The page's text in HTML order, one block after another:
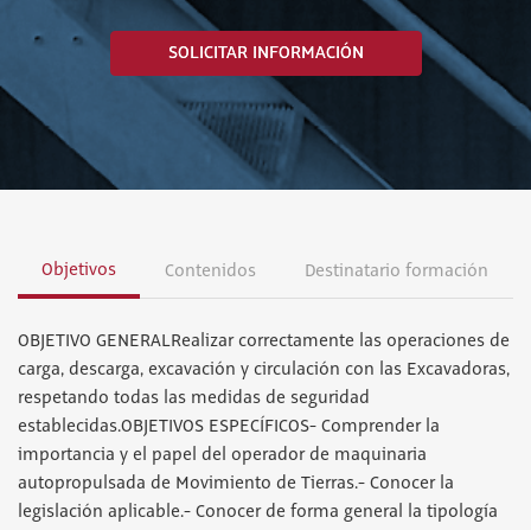
SOLICITAR INFORMACIÓN
Objetivos Contenidos Destinatario formación
OBJETIVO GENERALRealizar correctamente las operaciones de
carga, descarga, excavación y circulación con las Excavadoras,
respetando todas las medidas de seguridad
establecidas.OBJETIVOS ESPECÍFICOS- Comprender la
importancia y el papel del operador de maquinaria
autopropulsada de Movimiento de Tierras.- Conocer la
legislación aplicable.- Conocer de forma general la tipología